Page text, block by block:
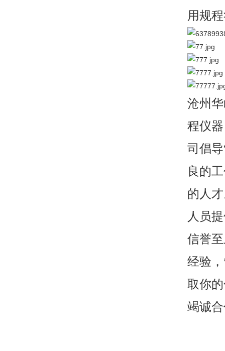
用规
沧州
程仪
司倡
良的
的人
人员
信誉
经验
取你
竭诚